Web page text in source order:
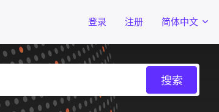
登录 注册 简体中文